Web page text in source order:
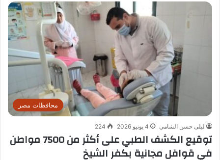
محافظات مصر
ليلى حسن الشامي 4 يونيو 2026 224
توقيع الكشف الطبي على أكثر من 7500 مواطن
في قوافل مجانية بكفر الشيخ